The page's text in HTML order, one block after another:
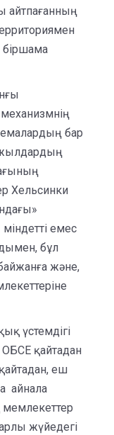
айтпағанның
біршама
бар
жылдардың
Хельсинки
емес
бұл
және,
үстемдігі
қайтадан
еш
айнала
мемлекеттер
жүйедегі